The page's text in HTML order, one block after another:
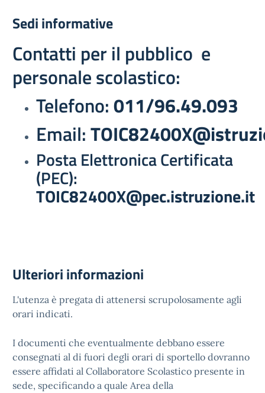
Sedi informative
Contatti per il pubblico e
personale scolastico:
Telefono:011/96.49.093
Email:
Posta Elettronica Certificata
(PEC):
TOIC82400X@pec.istruzione.it
Ulteriori informazioni
L'utenza è pregata di attenersi scrupolosamente agli
orari indicati.
I documenti che eventualmente debbano essere
consegnati al di fuori degli orari di sportello dovranno
essere affidati al Collaboratore Scolastico presente in
sede, specificando a quale Area della